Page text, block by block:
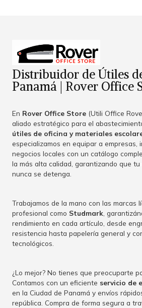
Distribuidor de Útiles
Panamá | Rover Office
En Rover Office Store (Utili Office
aliado estratégico para el
útiles de oficina y materiales
especializamos en equipar a empresas,
negocios locales con un catálogo
la más alta calidad, garantizando que
nunca se detenga.
Trabajamos de la mano con las marcas
profesional como Studmark ,
rendimiento en cada artículo, desde
resistencia hasta papelería general y
tecnológicos.
¿Lo mejor? No tienes que preocuparte
Contamos con un eficiente servicio de
en la Ciudad de Panamá y envíos
república. Compra de forma segura a